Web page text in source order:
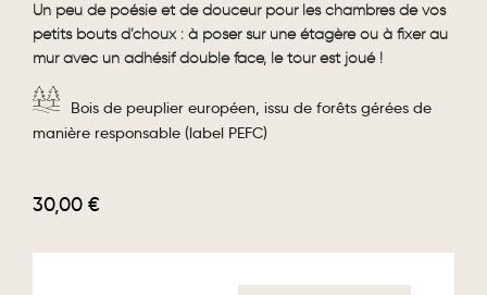
Un peu de poésie et de douceur pour les chambres de vos
petits bouts d’choux : à poser sur une étagère ou à fixer au
mur avec un adhésif double face, le tour est joué !
Bois de peuplier européen, issu de forêts gérées de
manière responsable (label PEFC)
30,00 €